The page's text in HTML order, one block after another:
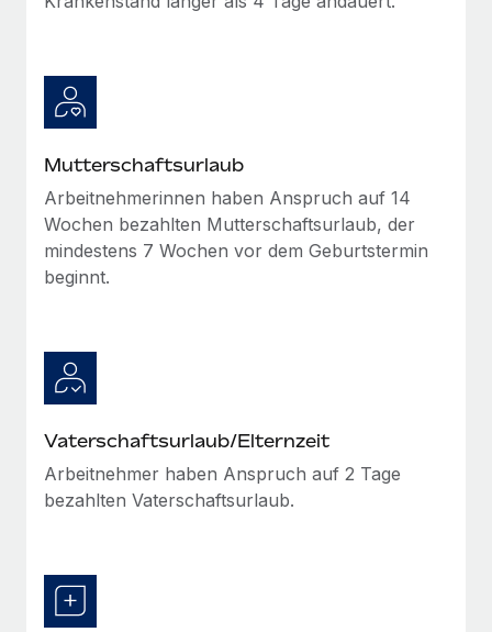
Mehr erfahren
Mutterschaftsurlaub
Arbeitnehmerinnen haben Anspruch auf 14
Wochen bezahlten Mutterschaftsurlaub, der
mindestens 7 Wochen vor dem Geburtstermin
beginnt.
Vaterschaftsurlaub/Elternzeit
Arbeitnehmer haben Anspruch auf 2 Tage
bezahlten Vaterschaftsurlaub.